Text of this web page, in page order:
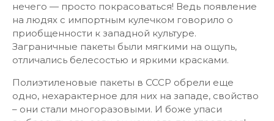
нечего — просто покрасоваться! Ведь появление
на людях с импортным кулечком говорило о
приобщенности к западной культуре.
Заграничные пакеты были мягкими на ощупь,
отличались белесостью и яркими красками.
Полиэтиленовые пакеты в СССР обрели еще
одно, нехарактерное для них на западе, свойство
– они стали многоразовыми. И боже упаси